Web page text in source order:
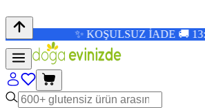
✨ KOŞULSUZ İADE 🚚 13:00'a